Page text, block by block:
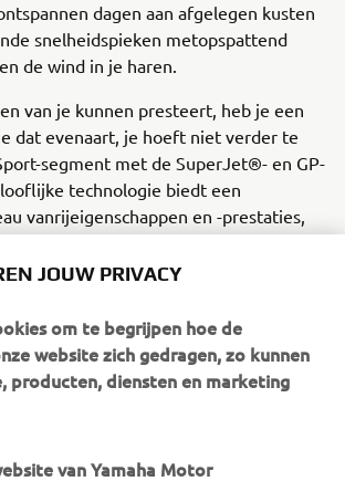
dagen aan afgelegen kusten
snelheidspieken metopspattend
de wind in je haren.
van je kunnen presteert, heb je een
dat evenaart, je hoeft niet verder te
segment met de SuperJet®- en GP-
technologie biedt een
vanrijeigenschappen en -prestaties,
van de JetBlaster® werd de
zorgt voor een ervaring
onbetwistbaarYamaha is.
Recreation of Sport is, elk van
ook is, te laten ontdekken welke
JOUW PRIVACY
om te begrijpen hoe de
website zich gedragen, zo kunnen
producten, diensten en marketing
van Yamaha Motor